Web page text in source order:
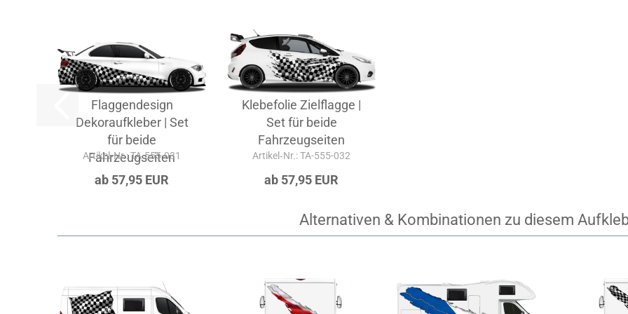
Flaggendesign
Dekoraufkleber | Set
für beide
Fahrzeugseiten
Artikel‑Nr.: TA-555-031
ab 57,95 EUR
Klebefolie Zielflagge |
Set für beide
Fahrzeugseiten
Artikel‑Nr.: TA-555-032
ab 57,95 EUR
Alternativen & Kombinationen zu diesem